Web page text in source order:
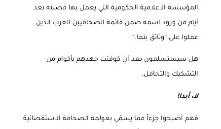
المؤسسة الاعلامية الحكومية التي يعمل بها فصلته بعد
أيام من ورود اسمه ضمن قائمة الصحافيين العرب الذين
عملوا على “وثائق بنما“.
هل سيستسلمون بعد أن كوفئت جهدهم بأكوام من
التشكيك والتحامل.
لا، أبدا!
فهم أصبحوا جزءاً مما يسمّى بعولمة الصحافة الاستقصائية